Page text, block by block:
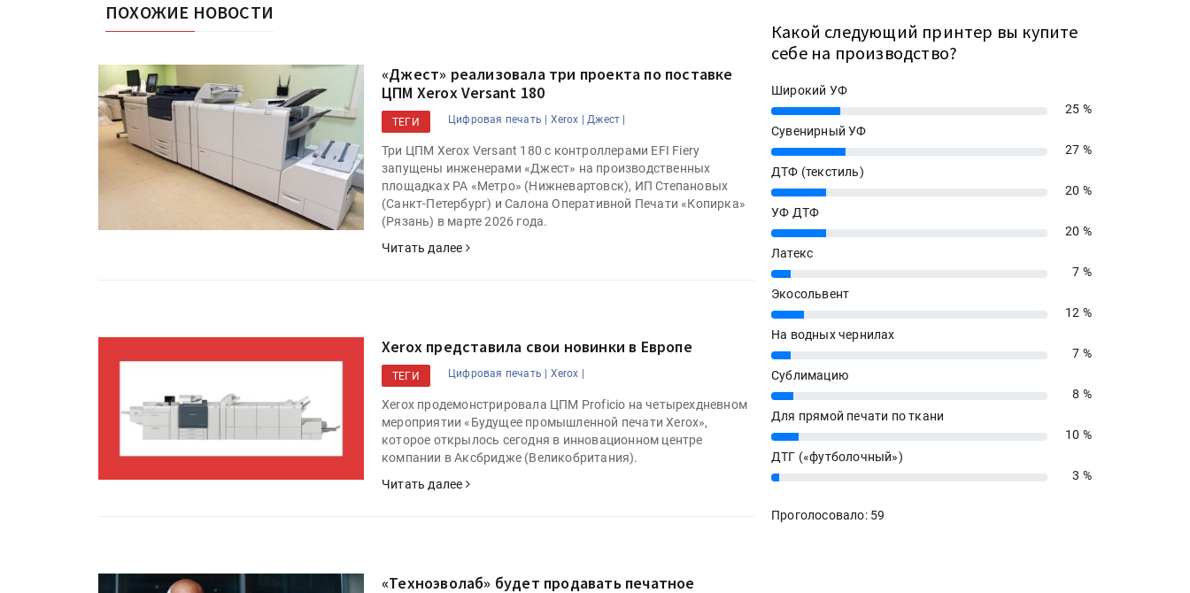
ПОХОЖИЕ НОВОСТИ
«Джест» реализовала три проекта по поставке
ЦПМ Xerox Versant 180
ТЕГИ Цифровая печать | Xerox | Джест |
Три ЦПМ Xerox Versant 180 с контроллерами EFI Fiery
запущены инженерами «Джест» на производственных
площадках РА «Метро» (Нижневартовск), ИП Степановых
(Санкт-Петербург) и Салона Оперативной Печати «Копирка»
(Рязань) в марте 2026 года.
Читать далее
Xerox представила свои новинки в Европе
ТЕГИ Цифровая печать | Xerox |
Xerox продемонстрировала ЦПМ Proficio на четырехдневном
мероприятии «Будущее промышленной печати Xerox»,
которое открылось сегодня в инновационном центре
компании в Аксбридже (Великобритания).
Читать далее
«Техноэволаб» будет продавать печатное
Какой следующий принтер вы купите
себе на производство?
Широкий УФ
25%
25 %
Сувенирный УФ
27%
27 %
ДТФ (текстиль)
20%
20 %
УФ ДТФ
20%
20 %
Латекс
7%
7 %
Экосольвент
12%
12 %
На водных чернилах
7%
7 %
Сублимацию
8%
8 %
Для прямой печати по ткани
10%
10 %
ДТГ («футболочный»)
3% 3 %
Проголосовало: 59